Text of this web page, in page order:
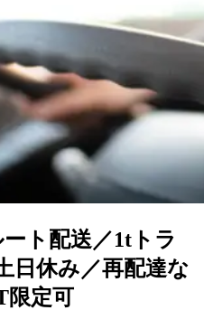
ート配送／1tトラ
日休み／再配達な
限定可